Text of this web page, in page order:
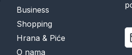
Business
Shopping
Hrana & Piće
O nama